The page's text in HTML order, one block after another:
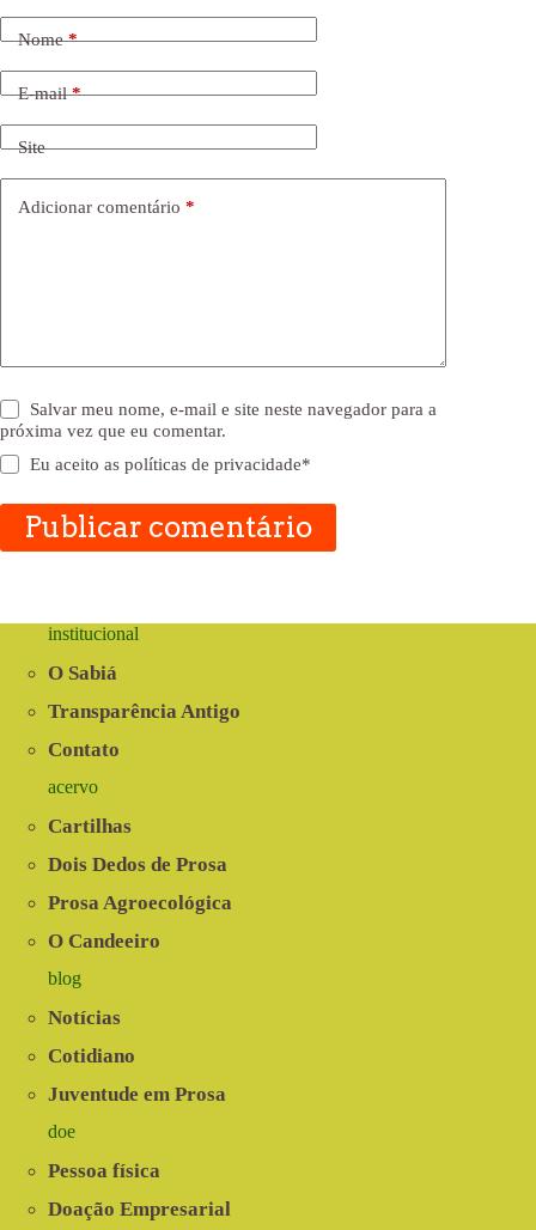
Nome*
E-mail*
Site
Adicionar comentário *
Salvar meu nome, e-mail e site neste navegador para a
próxima vez que eu comentar.
Eu aceito aspolíticas de privacidade*
Publicar comentário
institucional
O Sabiá
Transparência Antigo
Contato
acervo
Cartilhas
Dois Dedos de Prosa
Prosa Agroecológica
O Candeeiro
blog
Notícias
Cotidiano
Juventude em Prosa
doe
Pessoa física
Doação Empresarial